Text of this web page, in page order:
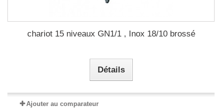
chariot 15 niveaux GN1/1 , Inox 18/10 brossé
Détails
Ajouter au comparateur